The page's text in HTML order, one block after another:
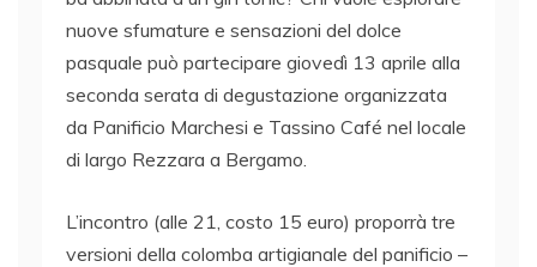
nuove sfumature e sensazioni del dolce
pasquale può partecipare giovedì 13 aprile alla
seconda serata di degustazione organizzata
da Panificio Marchesi e Tassino Café nel locale
di largo Rezzara a Bergamo.
L’incontro (alle 21, costo 15 euro) proporrà tre
versioni della colomba artigianale del panificio –